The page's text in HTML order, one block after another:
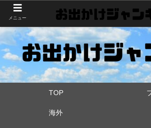
世界中・日本中を旅したおでかけ狂なパパが埼玉県
ポットを攻めています！たまに登
TOP
海外
メニュー